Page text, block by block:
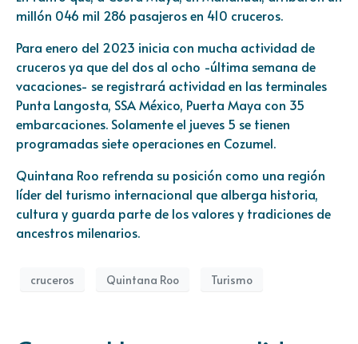
millón 046 mil 286 pasajeros en 410 cruceros.
Para enero del 2023 inicia con mucha actividad de
cruceros ya que del dos al ocho -última semana de
vacaciones- se registrará actividad en las terminales
Punta Langosta, SSA México, Puerta Maya con 35
embarcaciones. Solamente el jueves 5 se tienen
programadas siete operaciones en Cozumel.
Quintana Roo refrenda su posición como una región
líder del turismo internacional que alberga historia,
cultura y guarda parte de los valores y tradiciones de
ancestros milenarios.
cruceros Quintana Roo Turismo